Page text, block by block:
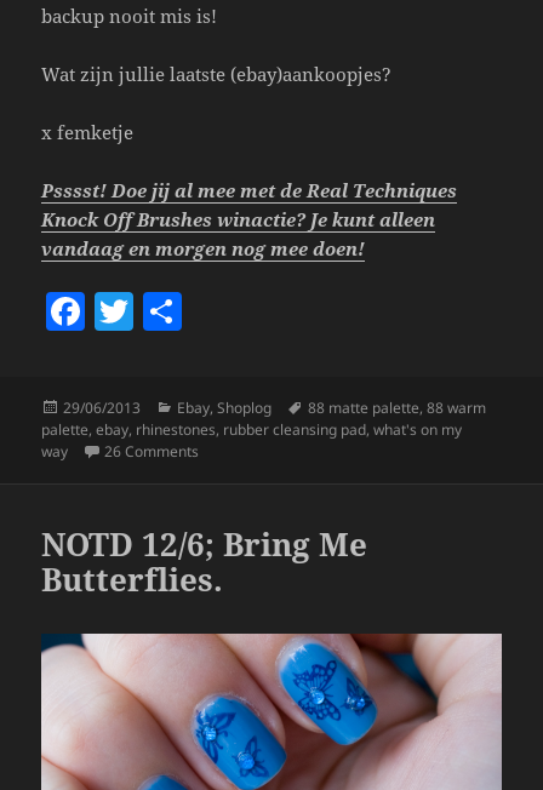
backup nooit mis is!
Wat zijn jullie laatste (ebay)aankoopjes?
x femketje
Psssst! Doe jij al mee met de Real Techniques
Knock Off Brushes winactie? Je kunt alleen
vandaag en morgen nog mee doen!
F
a
e
b
o
k
T
w
erre
Posted
on
29/06/2013 Categories
Ebay,Shoplog Tags
88 matte palette,88 warm
palette,ebay, rhinestones, rubber cleansing pad,what's on my
way
26 Comments
NOTD 12/6; Bring Me
Butterflies.